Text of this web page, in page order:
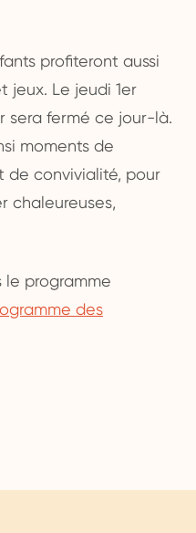
profiteront aussi
jeux. Le jeudi 1er
sera fermé ce jour-là.
moments de
de convivialité, pour
chaleureuses,
le programme
des